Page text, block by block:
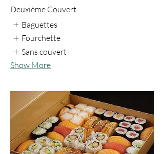
Deuxième Couvert
Baguettes
Fourchette
Sans couvert
Show More